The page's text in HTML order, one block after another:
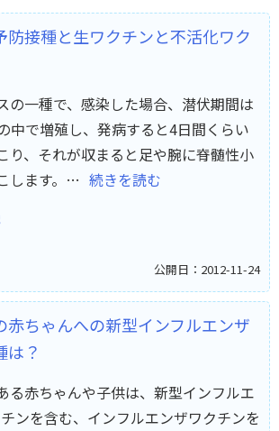
防接種と生ワクチンと不活化ワク
の一種で、感染した場合、潜伏期間は
中で増殖し、発病すると4日間くらい
り、それが収まると足や腕に脊髄性小
します。… 続きを読む
公開日：2012-11-24
赤ちゃんへの新型インフルエンザ
は？
る赤ちゃんや子供は、新型インフルエ
ンを含む、インフルエンザワクチンを